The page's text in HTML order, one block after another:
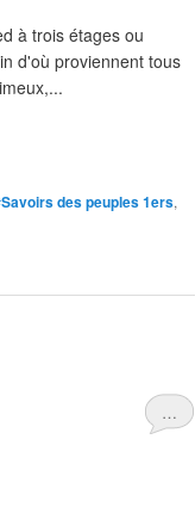
à trois étages ou
d'où proviennent tous
des peuples 1ers,
…